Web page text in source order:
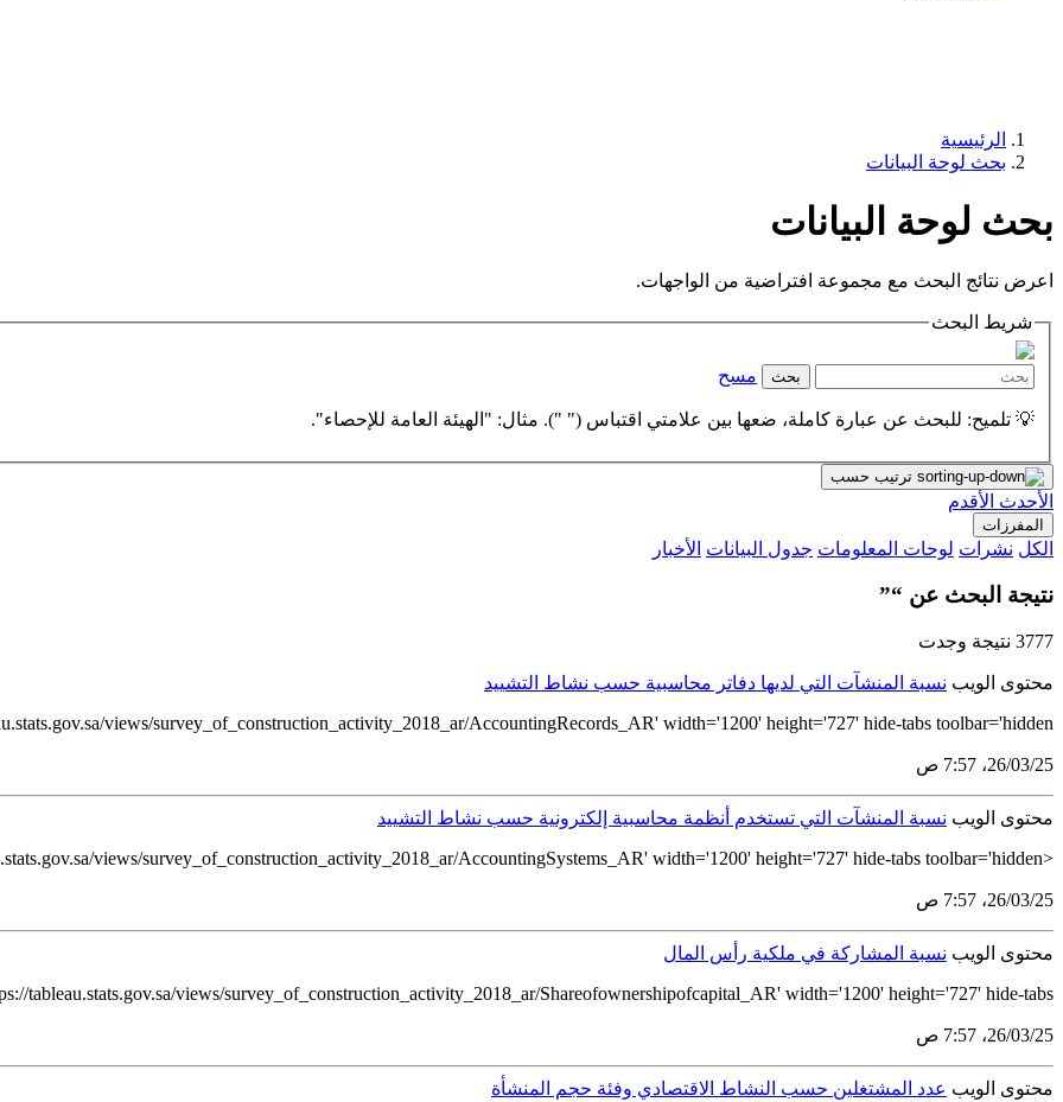
الرئيسية
بحث لوحة البيانات
بحث لوحة البيانات
اعرض نتائج البحث مع مجموعة افتراضية من الواجهات.
شريط البحث
بحث مسح
💡 تلميح: للبحث عن عبارة كاملة، ضعها بين علامتي اقتباس (" "). مثال: "الهيئة العامة للإحصاء".
ترتيب حسب
الأحدث الأقدم
المفرزات
الكل نشرات لوحات المعلومات جدول البيانات الأخبار
نتيجة البحث عن “”
3777 نتيجة وجدت
محتوى الويب نسبة المنشآت التي لديها دفاتر محاسبية حسب نشاط التشييد
views/survey_of_construction_activity_2018_ar/AccountingRecords_AR' width='1200' height='727' hide-tabs toolbar='hidden'...
25‏/03‏/26، 7:57 ص
محتوى الويب نسبة المنشآت التي تستخدم أنظمة محاسبية إلكترونية حسب نشاط التشييد
<tableau-viz id='tableau-viz' src='https://tableau.stats.gov.sa/views/survey_of_construction_activity_2018_ar/AccountingSystems_AR' width='1200' height='727' hide-tabs toolbar='hidden'...
25‏/03‏/26، 7:57 ص
محتوى الويب نسبة المشاركة في ملكية رأس المال
tableau.stats.gov.sa/views/survey_of_construction_activity_2018_ar/Shareofownershipofcapital_AR' width='1200' height='727' hide-tabs...
25‏/03‏/26، 7:57 ص
محتوى الويب عدد المشتغلين حسب النشاط الاقتصادي وفئة حجم المنشأة